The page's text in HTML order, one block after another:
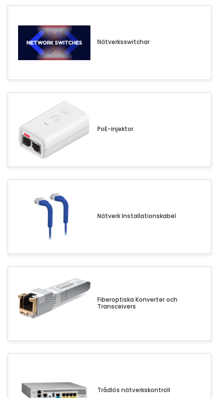
Nätverksswitchar
PoE-injektor
Nätverk Installationskabel
Fiberoptiska Konverter och
Transceivers
Trådlös nätverkskontroll